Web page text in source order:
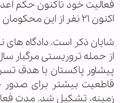
اکنون ۲۱ نفر از این محکومان به دار مجازات آویخته شده اند.
شایان ذکر است، دادگاه
پیشاور پاکستان با هدف
قاطعیت بیشتر برای صدور
زمینه، تشکیل شد. مدت